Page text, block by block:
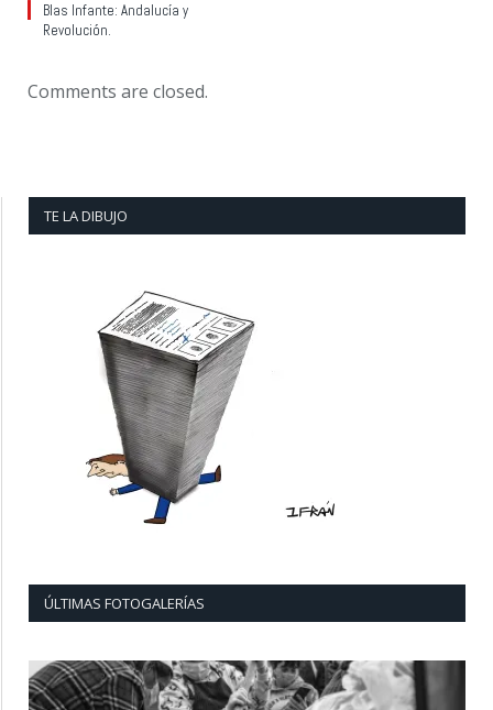
Blas Infante: Andalucía y
Revolución.
Comments are closed.
TE LA DIBUJO
ÚLTIMAS FOTOGALERÍAS